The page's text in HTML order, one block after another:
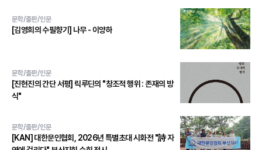
문학/출판/인문
[김영희의 수필향기] 나무 - 이양하
문학/출판/인문
[진현진의 간단 서평] 릭루딘의 "창조적 행위 : 존재의 방
식"
문학/출판/인문
[KAN] 대한문인협회, 2026년 특별초대 시화전 "詩 자